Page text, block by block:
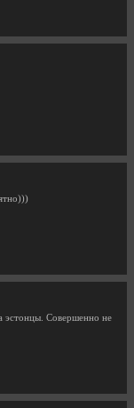
эстонцы. Совершенно не